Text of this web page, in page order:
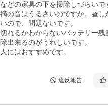
どの家具の下を掃除しづらいで
の音はうるさいのですか、昼し
ので、問題ないです。
れるかわからないバッテリー残
出来るのがうれしいです。
にはおすすめです。
違反報告